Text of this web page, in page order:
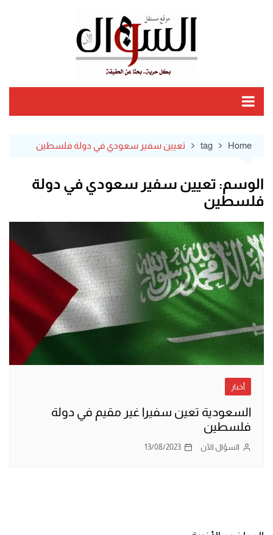
Home
tag تعيين سفير سعودي في دولة فلسطين
الوسم: تعيين سفير سعودي في دولة
فلسطين
أخبار
السعودية تعين سفيرا غير مقيم في دولة
فلسطين
السؤال الآن 13/08/2023